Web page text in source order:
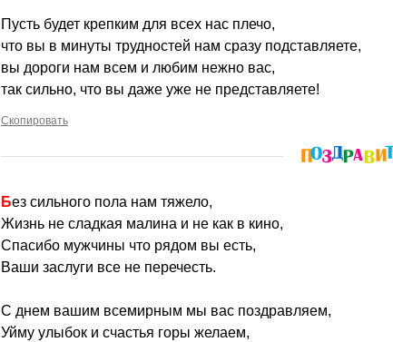
Пусть будет крепким для всех нас плечо,
что вы в минуты трудностей нам сразу подставляете,
вы дороги нам всем и любим нежно вас,
так сильно, что вы даже уже не представляете!
Скопировать
Без сильного пола нам тяжело,
Жизнь не сладкая малина и не как в кино,
Спасибо мужчины что рядом вы есть,
Ваши заслуги все не перечесть.
С днем вашим всемирным мы вас поздравляем,
Уйму улыбок и счастья горы желаем,